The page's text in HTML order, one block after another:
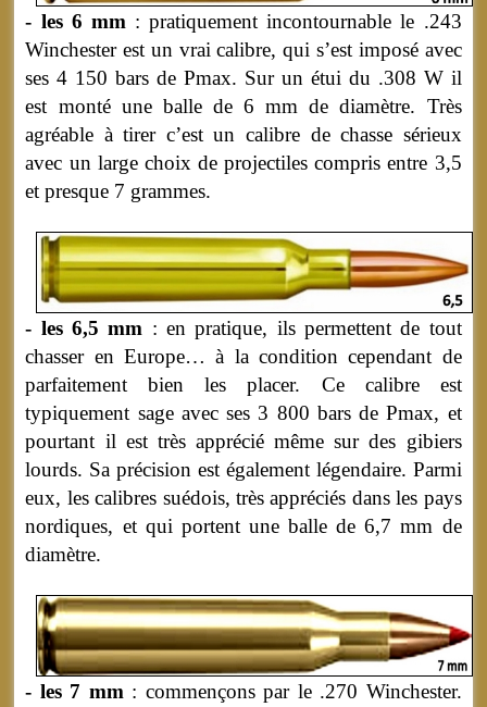
- les 6 mm : pratiquement incontournable le .243
Winchester est un vrai calibre, qui s’est imposé avec
ses 4 150 bars de Pmax. Sur un étui du .308 W il
est monté une balle de 6 mm de diamètre. Très
agréable à tirer c’est un calibre de chasse sérieux
avec un large choix de projectiles compris entre 3,5
et presque 7 grammes.
- les 6,5 mm : en pratique, ils permettent de tout
chasser en Europe… à la condition cependant de
parfaitement bien les placer. Ce calibre est
typiquement sage avec ses 3 800 bars de Pmax, et
pourtant il est très apprécié même sur des gibiers
lourds. Sa précision est également légendaire. Parmi
eux, les calibres suédois, très appréciés dans les pays
nordiques, et qui portent une balle de 6,7 mm de
diamètre.
- les 7 mm: commençons par le .270 Winchester.